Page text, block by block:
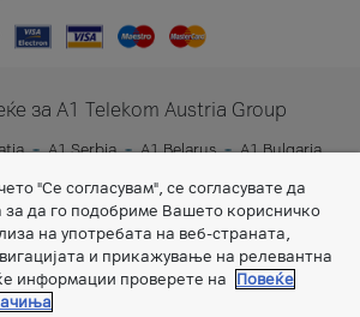
за A1 Telekom Austria Group
A1 Serbia A1 Belarus
A1 Bulgaria
A1 Slovenia
A1 Digital
"Се согласувам", се согласувате да
да го подобриме Вашето корисничко
на употребата на веб-страната,
и прикажување на релевантна
информации проверете на
Повеќе